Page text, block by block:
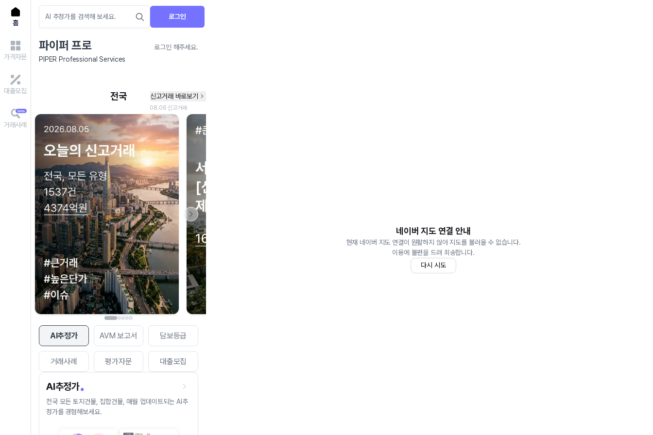
홈
가격자문
대출모집
거래사례
로그인
파이퍼 프로
로그인 해주세요.
PIPER Professional Services
AI추정가 AVM 보고서 담보등급
거래사례 평가자문 대출모집
AI추정가
전국 모든 토지건물, 집합건물, 매월 업데이트되는 AI추
정가를 경험해보세요.
네이버 지도 연결 안내
현재 네이버 지도 연결이 원활하지 않아 지도를 불러올 수 없습니다.
이용에 불편을 드려 죄송합니다.
다시 시도